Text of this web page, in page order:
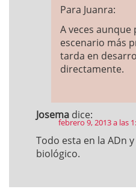
Para Juanra:
A veces aunque
escenario más
tarda en
directamente.
Josema dice:
febrero 9, 2013 a las
Todo esta en la ADn
biológico.